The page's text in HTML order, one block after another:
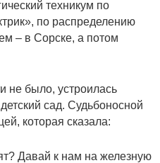
техникум по
по распределению
– в Сорске, а потом
не было, устроилась
сад. Судьбоносной
которая сказала:
Давай к нам на железную